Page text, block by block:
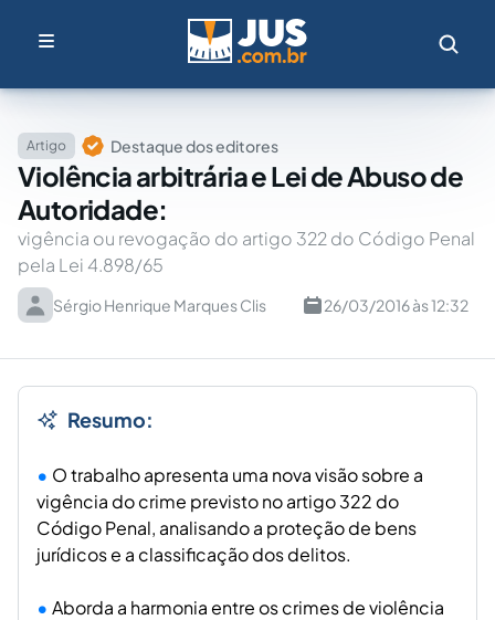
Artigo Destaque dos editores
Violência arbitrária e Lei de Abuso de
Autoridade:
vigência ou revogação do artigo 322 do Código Penal
pela Lei 4.898/65
Sérgio Henrique Marques Clis 26/03/2016 às 12:32
Resumo:
O trabalho apresenta uma nova visão sobre a
vigência do crime previsto no artigo 322 do
Código Penal, analisando a proteção de bens
jurídicos e a classificação dos delitos.
Aborda a harmonia entre os crimes de violência